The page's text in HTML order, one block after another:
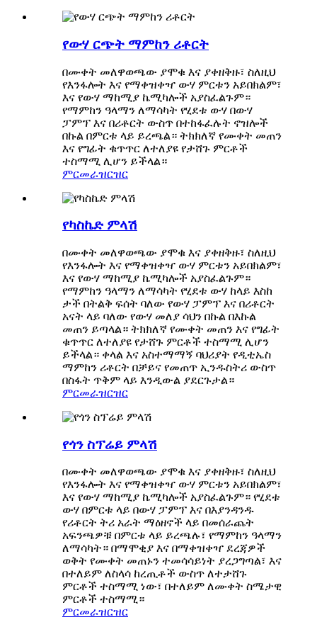
የውሃ ርጭት ማምከን ሪቶርት
በሙቀት መለዋወጫው ያሞቁ እና ያቀዘቅዙ፣ ስለዚህ
የእንፋሎት እና የማቀዝቀዣ ውሃ ምርቱን አይበክልም፣
እና የውሃ ማከሚያ ኬሚካሎች አያስፈልጉም።
የማምከን ዓላማን ለማሳካት የሂደቱ ውሃ በውሃ
ፓምፕ እና በሪቶርት ውስጥ በተከፋፈሉት ኖዝሎች
በኩል በምርቱ ላይ ይረጫል። ትክክለኛ የሙቀት መጠን
እና የግፊት ቁጥጥር ለተለያዩ የታሸጉ ምርቶች
ተስማሚ ሊሆን ይችላል።
ምርመራዝርዝር
የካስኬድ ምላሽ
በሙቀት መለዋወጫው ያሞቁ እና ያቀዘቅዙ፣ ስለዚህ
የእንፋሎት እና የማቀዝቀዣ ውሃ ምርቱን አይበክልም፣
እና የውሃ ማከሚያ ኬሚካሎች አያስፈልጉም።
የማምከን ዓላማን ለማሳካት የሂደቱ ውሃ ከላይ እስከ
ታች በትልቅ ፍሰት ባለው የውሃ ፓምፕ እና በሪቶርት
አናት ላይ ባለው የውሃ መለያ ሳህን በኩል በእኩል
መጠን ይጣላል። ትክክለኛ የሙቀት መጠን እና የግፊት
ቁጥጥር ለተለያዩ የታሸጉ ምርቶች ተስማሚ ሊሆን
ይችላል። ቀላል እና አስተማማኝ ባህሪያት የዲቲኤስ
ማምከን ሪቶርት በቻይና የመጠጥ ኢንዱስትሪ ውስጥ
በስፋት ጥቅም ላይ እንዲውል ያደርጉታል።
ምርመራዝርዝር
የጎን ስፕሬይ ምላሽ
በሙቀት መለዋወጫው ያሞቁ እና ያቀዘቅዙ፣ ስለዚህ
የእንፋሎት እና የማቀዝቀዣ ውሃ ምርቱን አይበክልም፣
እና የውሃ ማከሚያ ኬሚካሎች አያስፈልጉም። የሂደቱ
ውሃ በምርቱ ላይ በውሃ ፓምፕ እና በእያንዳንዱ
የሪቶርት ትሪ አራት ማዕዘኖች ላይ በመሰራጨት
አፍንጫዎቹ በምርቱ ላይ ይረጫሉ፣ የማምከን ዓላማን
ለማሳካት። በማሞቂያ እና በማቀዝቀዣ ደረጃዎች
ወቅት የሙቀት መጠኑን ተመሳሳይነት ያረጋግጣል፣ እና
በተለይም ለስላሳ ከረጢቶች ውስጥ ለተታሸጉ
ምርቶች ተስማሚ ነው፣ በተለይም ለሙቀት ስሜታዊ
ምርቶች ተስማሚ።
ምርመራዝርዝር